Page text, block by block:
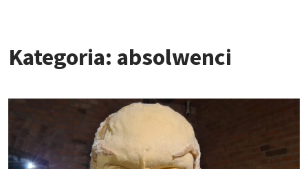
Kategoria: absolwenci